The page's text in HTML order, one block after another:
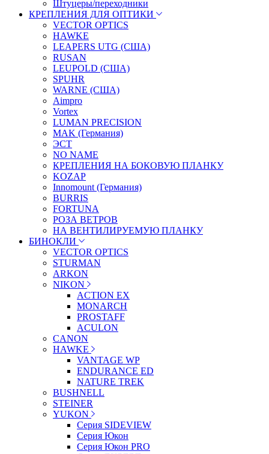
Штуцеры/переходники
КРЕПЛЕНИЯ ДЛЯ ОПТИКИ
VECTOR OPTICS
HAWKE
LEAPERS UTG (США)
RUSAN
LEUPOLD (США)
SPUHR
WARNE (США)
Aimpro
Vortex
LUMAN PRECISION
MAK (Германия)
ЭСТ
NO NAME
КРЕПЛЕНИЯ НА БОКОВУЮ ПЛАНКУ
KOZAP
Innomount (Германия)
BURRIS
FORTUNA
РОЗА ВЕТРОВ
НА ВЕНТИЛИРУЕМУЮ ПЛАНКУ
БИНОКЛИ
VECTOR OPTICS
STURMAN
ARKON
NIKON
ACTION EX
MONARCH
PROSTAFF
ACULON
CANON
HAWKE
VANTAGE WP
ENDURANCE ED
NATURE TREK
BUSHNELL
STEINER
YUKON
Серия SIDEVIEW
Серия Юкон
Серия Юкон PRO